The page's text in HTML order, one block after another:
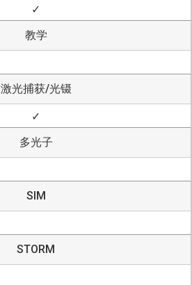
✓
教学
激光捕获/光镊
✓
多光子
SIM
STORM